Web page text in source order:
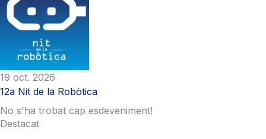
19 oct. 2026
12a Nit de la Robòtica
No s'ha trobat cap esdeveniment!
Destacat